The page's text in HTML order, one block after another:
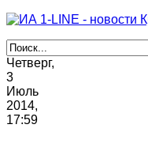
Четверг,
3
Июль
2014,
17:59